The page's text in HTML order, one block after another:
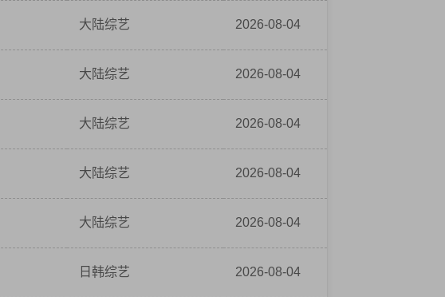
大陆综艺 2026-08-04
大陆综艺 2026-08-04
大陆综艺 2026-08-04
大陆综艺 2026-08-04
大陆综艺 2026-08-04
日韩综艺 2026-08-04